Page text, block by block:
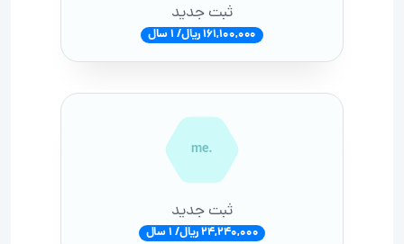
ثبت جدید
161,100,000 ریال/ 1 سال
.me
ثبت جدید
24,240,000 ریال/ 1 سال